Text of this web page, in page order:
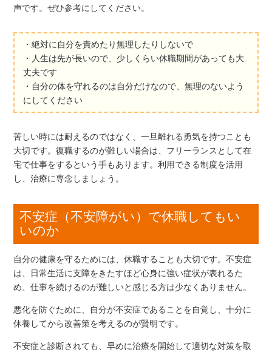
声です。ぜひ参考にしてください。
・絶対に自分を責めたり無理したりしないで
・人生は先が長いので、少しくらい休職期間があっても大
丈夫です
・自分の体を守れるのは自分だけなので、無理のないよう
にしてください
苦しい時には耐えるのではなく、一旦離れる勇気を持つことも
大切です。復職するのが難しい場合は、フリーランスとして在
宅で仕事をするという手もあります。利用できる制度を活用
し、治療に専念しましょう。
不安症（不安障がい）で休職してもい
いのか
自分の健康を守るためには、休職することも大切です。不安症
は、日常生活に支障をきたすほど心身に強い症状が表れるた
め、仕事を続けるのが難しいと感じる方は少なくありません。
悪化を防ぐために、自分が不安症であることを自覚し、十分に
休養してから改善策を考えるのが賢明です。
不安症と診断されても、早めに治療を開始して適切な対策を取